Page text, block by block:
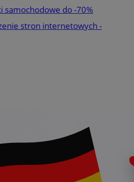
samochodowe do -70%
stron internetowych -